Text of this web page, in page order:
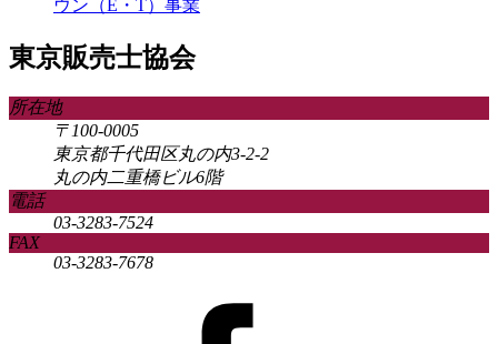
ウン（E・T）事業
東京販売士協会
所在地
〒100-0005
東京都千代田区丸の内3-2-2
丸の内二重橋ビル6階
電話
03-3283-7524
FAX
03-3283-7678